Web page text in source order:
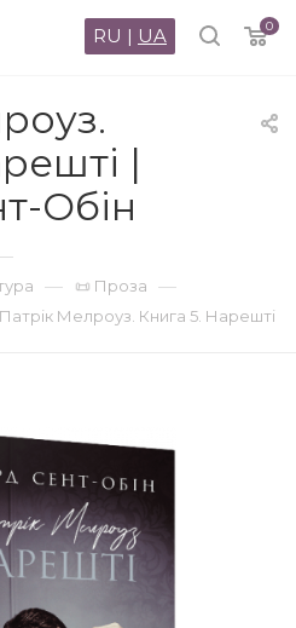
0
RU | UA
|
Обін
— 📜 Проза —
Патрік Мелроуз. Книга 5. Нарешті